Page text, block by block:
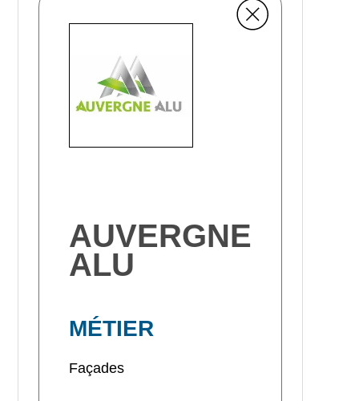
AUVERGNE
ALU
MÉTIER
Façades